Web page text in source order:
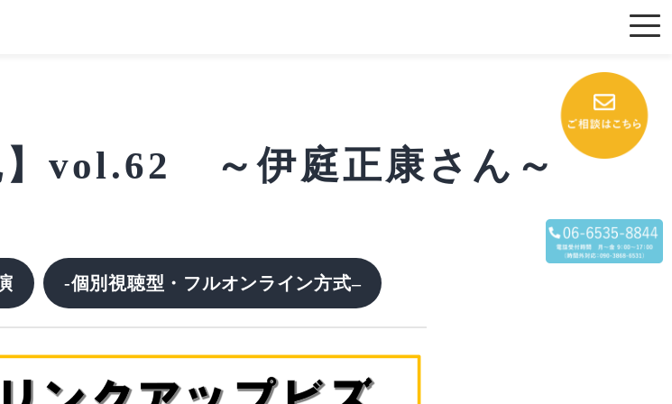
】vol.62 ～伊庭正康さん～
-個別視聴型 ・フルオンライン方式–